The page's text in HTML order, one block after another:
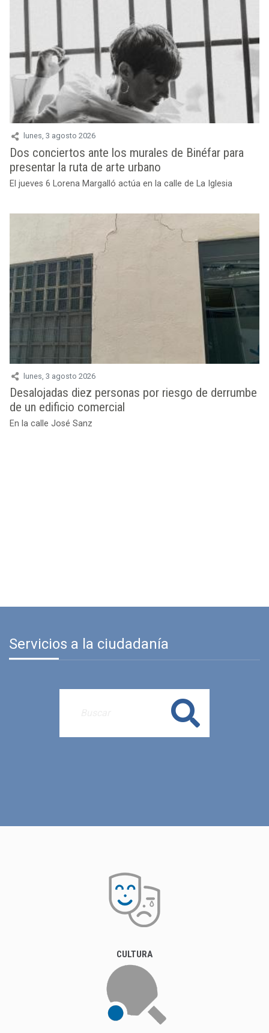
lunes, 3 agosto 2026
Dos conciertos ante los murales de Binéfar para
presentar la ruta de arte urbano
El jueves 6 Lorena Margalló actúa en la calle de La Iglesia
lunes, 3 agosto 2026
Desalojadas diez personas por riesgo de derrumbe
de un edificio comercial
En la calle José Sanz
Servicios a la ciudadanía
Buscar
CULTURA